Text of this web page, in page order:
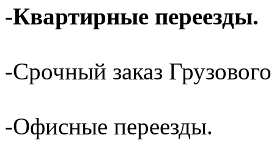
-Квартирные переезды.
-Срочный заказ
-Офисные переезды.